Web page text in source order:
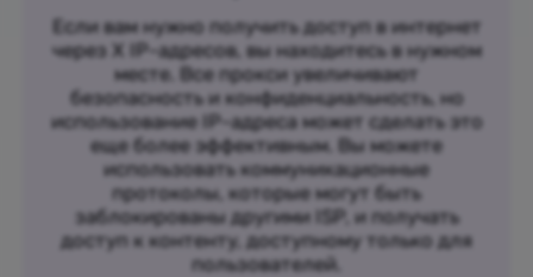
Если вам нужно получить доступ в интернет
через X IP-адресов, вы находитесь в нужном
месте. Все прокси увеличивают
безопасность и конфиденциальность, но
использование IP-адреса может сделать это
еще более эффективным. Вы можете
использовать коммуникационные
протоколы, которые могут быть
заблокированы другими ISP, и получать
доступ к контенту, доступному только для
пользователей.